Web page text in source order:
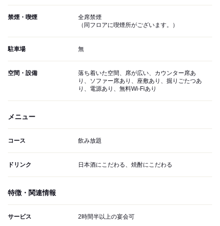
禁煙・喫煙
全席禁煙
（同フロアに喫煙所がございます。）
駐車場 無
空間・設備
落ち着いた空間、席が広い、カウンター席あ
り、ソファー席あり、座敷あり、掘りごたつあ
り、電源あり、無料Wi-Fiあり
メニュー
コース 飲み放題
ドリンク 日本酒にこだわる、焼酎にこだわる
特徴・関連情報
サービス 2時間半以上の宴会可